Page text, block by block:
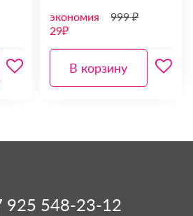
экономия
29₽
999 ₽
В корзину
925 548-23-12